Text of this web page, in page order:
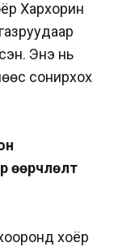
Хархорин
Энэ нь
сонирхох
өөрчлөлт
хоёр